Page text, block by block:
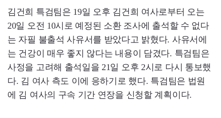
김건희 특검팀은 19일 오후 김건희 여사로부터 오는
20일 오전 10시로 예정된 소환 조사에 출석할 수 없다
는 자필 불출석 사유서를 받았다고 밝혔다. 사유서에
는 건강이 매우 좋지 않다는 내용이 담겼다. 특검팀은
사정을 고려해 출석일을 21일 오후 2시로 다시 통보했
다. 김 여사 측도 이에 응하기로 했다. 특검팀은 법원
에 김 여사의 구속 기간 연장을 신청할 계획이다.